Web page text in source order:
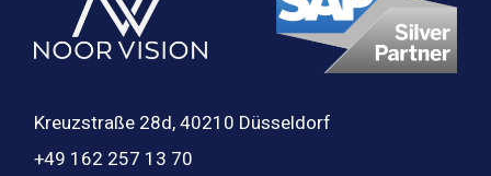
Kreuzstraße 28d, 40210 Düsseldorf
+49 162 257 13 70